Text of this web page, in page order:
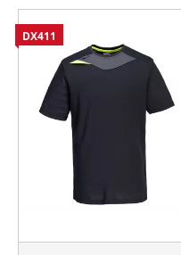
DX411